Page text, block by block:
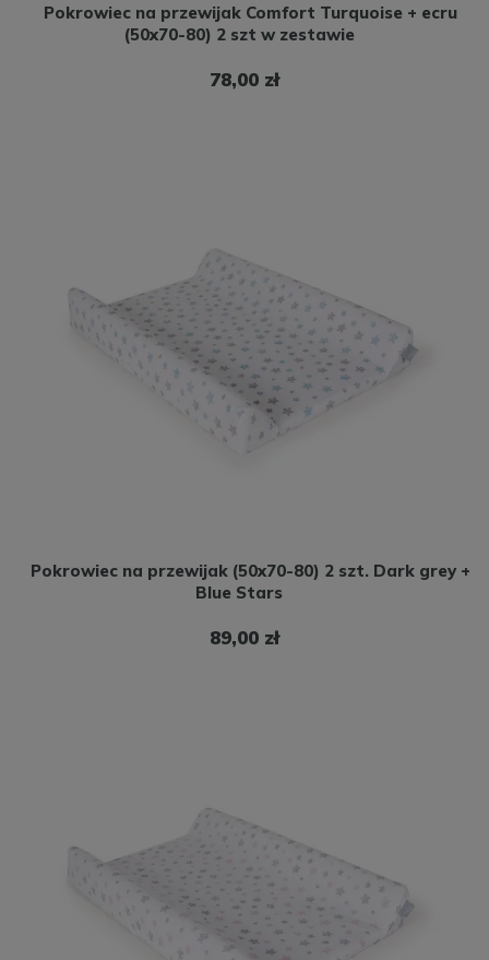
Pokrowiec na przewijak Comfort Turquoise + ecru
(50x70-80) 2 szt w zestawie
78,00 zł
Pokrowiec na przewijak (50x70-80) 2 szt. Dark grey +
Blue Stars
89,00 zł